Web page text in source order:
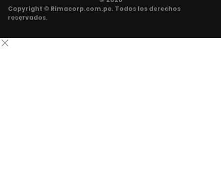
Copyright © Rimacorp.com.pe. Todos los derechos
reservados.